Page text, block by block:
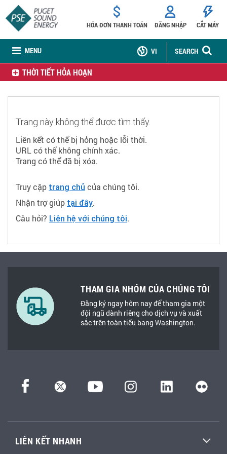
MENU
HÓA ĐƠN THANH TOÁN ĐĂNG NHẬP CẮT MÁY
SEARCH
VI
THỜI TIẾT HỎA HOẠN
Trang này không thể được tìm thấy.
Liên kết có thể bị hỏng hoặc lỗi thời.
URL có thể không chính xác.
Trang có thể đã bị xóa.
Truy cập trang chủ của chúng tôi.
Nhận trợ giúp tại đây.
Câu hỏi? Liên hệ với chúng tôi.
THAM GIA NHÓM CỦA CHÚNG TÔI
Đăng ký ngay hôm nay để tham gia một
đội ngũ dành riêng cho dịch vụ và xuất
sắc trên toàn tiểu bang Washington.
LIÊN KẾT NHANH